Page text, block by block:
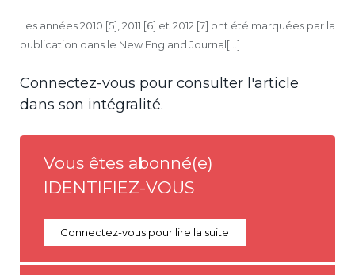
Les années 2010 [5], 2011 [6] et 2012 [7] ont été marquées par la
publication dans le New England Journal[...]
Connectez-vous pour consulter l'article
dans son intégralité.
Vous êtes abonné(e)
IDENTIFIEZ-VOUS
Connectez-vous pour lire la suite